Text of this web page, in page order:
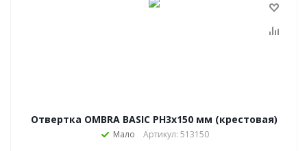
Отвертка OMBRA BASIC РН3х150 мм (крестовая)
Мало Артикул: 513150